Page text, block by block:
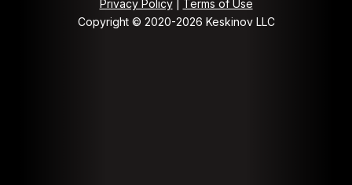
Privacy Policy| Terms of Use
Copyright © 2020-2026 Keskinov LLC